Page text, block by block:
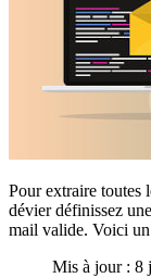
Pour extraire toutes
dévier définissez
mail valide. Voici
Mis à jour : 8